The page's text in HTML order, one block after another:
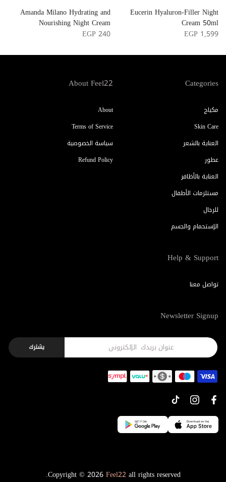
Amanda Milano Hydrating and
Nourishing Night Cream
EGP 240
Eucerin Hyaluron-Filler Night
Cream 50ml
EGP 1,599
Categories
مكياج
Skin Care
العناية بالشعر
عطور
العناية بالأظافر
مستلزمات الأطفال
للرجال
الإستحمام والجسم
About Feel22
About
Terms of Service
سياسة الخصوصية
Refund Policy
Help & Support
تواصل معنا
Newsletter Signup
يشترك
Copyright © 2026Feel22all rights reserved.